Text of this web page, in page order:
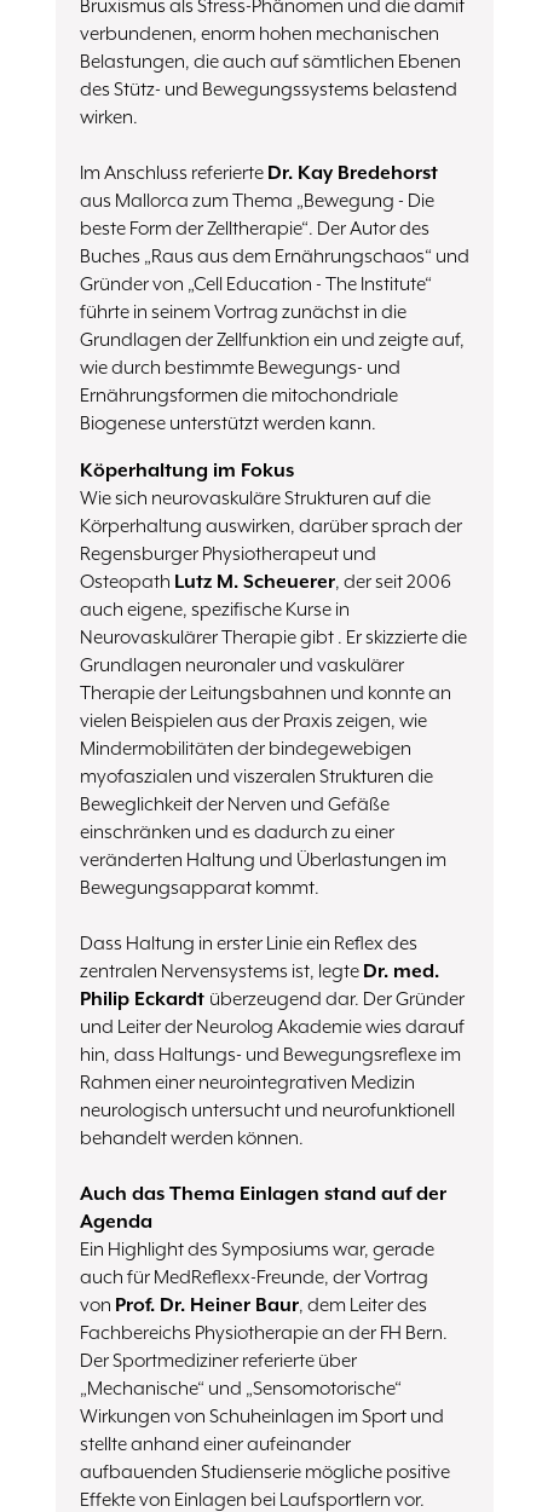
Bruxismus als Stress-Phänomen und die damit
verbundenen, enorm hohen mechanischen
Belastungen, die auch auf sämtlichen Ebenen
des Stütz- und Bewegungssystems belastend
wirken.
Im Anschluss referierte Dr. Kay Bredehorst
aus Mallorca zum Thema „Bewegung - Die
beste Form der Zelltherapie“. Der Autor des
Buches „Raus aus dem Ernährungschaos“ und
Gründer von „Cell Education - The Institute“
führte in seinem Vortrag zunächst in die
Grundlagen der Zellfunktion ein und zeigte auf,
wie durch bestimmte Bewegungs- und
Ernährungsformen die mitochondriale
Biogenese unterstützt werden kann.
Köperhaltung im Fokus
Wie sich neurovaskuläre Strukturen auf die
Körperhaltung auswirken, darüber sprach der
Regensburger Physiotherapeut und
Osteopath Lutz M. Scheuerer, der seit 2006
auch eigene, spezifische Kurse in
Neurovaskulärer Therapie gibt . Er skizzierte die
Grundlagen neuronaler und vaskulärer
Therapie der Leitungsbahnen und konnte an
vielen Beispielen aus der Praxis zeigen, wie
Mindermobilitäten der bindegewebigen
myofaszialen und viszeralen Strukturen die
Beweglichkeit der Nerven und Gefäße
einschränken und es dadurch zu einer
veränderten Haltung und Überlastungen im
Bewegungsapparat kommt.
Dass Haltung in erster Linie ein Reflex des
zentralen Nervensystems ist, legte Dr. med.
Philip Eckardt überzeugend dar. Der Gründer
und Leiter der Neurolog Akademie wies darauf
hin, dass Haltungs- und Bewegungsreflexe im
Rahmen einer neurointegrativen Medizin
neurologisch untersucht und neurofunktionell
behandelt werden können.
Auch das Thema Einlagen stand auf der
Agenda
Ein Highlight des Symposiums war, gerade
auch für MedReflexx-Freunde, der Vortrag
von Prof. Dr. Heiner Baur, dem Leiter des
Fachbereichs Physiotherapie an der FH Bern.
Der Sportmediziner referierte über
„Mechanische“ und „Sensomotorische“
Wirkungen von Schuheinlagen im Sport und
stellte anhand einer aufeinander
aufbauenden Studienserie mögliche positive
Effekte von Einlagen bei Laufsportlern vor.